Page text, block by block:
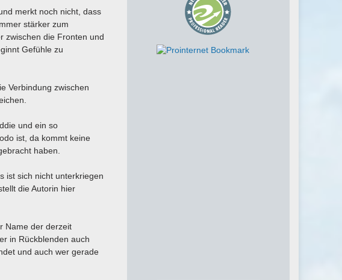
merkt noch nicht, dass
stärker zum
zwischen die Fronten und
Gefühle zu
Verbindung zwischen
und ein so
ist, da kommt keine
haben.
ist sich nicht unterkriegen
die Autorin hier
Name der derzeit
in Rückblenden auch
und auch wer gerade